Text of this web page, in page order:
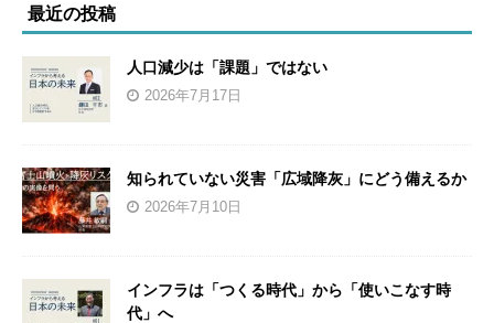
最近の投稿
人口減少は「課題」ではない
2026年7月17日
知られていない災害「広域降灰」にどう備えるか
2026年7月10日
インフラは「つくる時代」から「使いこなす時
代」へ